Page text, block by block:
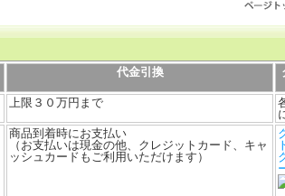
代金引換
上限３０万円まで
商品到着時にお支払い
（お支払いは現金の他、クレジットカード、キャ
ッシュカードもご利用いただけます）